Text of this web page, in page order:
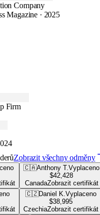
Company
Magazine · 2025
Firm
Zobrazit všechny odměny
🇨🇦Anthony T. Vyplaceno
$42,428
CanadaZobrazit certifikát
🇨🇿Daniel K. Vyplaceno
$38,995
CzechiaZobrazit certifikát